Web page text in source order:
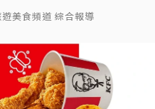
美食頻道 綜合報導